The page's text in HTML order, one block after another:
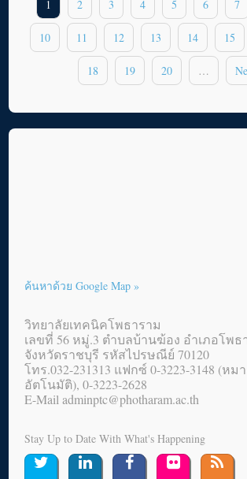
1 2 3 4 5 6 7
10 11 12 13 14 15
18 19 20 …
ค้นหาด้วย Google Map »
วิทยาลัยเทคนิคโพธาราม
เลขที่ 56 หมู่.3 ตำบลบ้านฆ้อง อำเภอโพธ
จังหวัดราชบุรี รหัสไปรษณีย์ 70120
โทร.032-231313 แฟกซ์ 0-3223-3148 (หม
อัตโนมัติ), 0-3223-2628
E-Mail adminptc@photharam.ac.th
Stay Up to Date With What's Happening